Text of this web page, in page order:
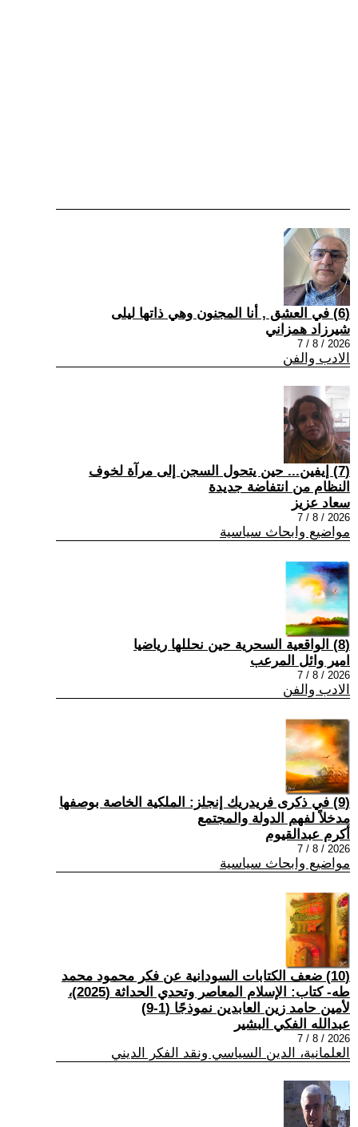
(6) في العشق , أنا المجنون وهي ذاتها ليلى
شيرزاد همزاني
2026 / 8 / 7
الادب والفن
(7) إيفين... حين يتحول السجن إلى مرآة لخوف
النظام من انتفاضة جديدة
سعاد عزيز
2026 / 8 / 7
مواضيع وابحاث سياسية
(8) الواقعية السحرية حين نحللها رياضيا
امير وائل المرعب
2026 / 8 / 7
الادب والفن
(9) في ذكرى فريدريك إنجلز: الملكية الخاصة بوصفها
مدخلاً لفهم الدولة والمجتمع
أكرم عبدالقيوم
2026 / 8 / 7
مواضيع وابحاث سياسية
(10) ضعف الكتابات السودانية عن فكر محمود محمد
طه- كتاب: الإسلام المعاصر وتحدي الحداثة (2025)،
لأمين حامد زين العابدين نموذجًا (1-9)
عبدالله الفكي البشير
2026 / 8 / 7
العلمانية، الدين السياسي ونقد الفكر الديني